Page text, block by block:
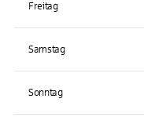
Freitag
Samstag
Sonntag